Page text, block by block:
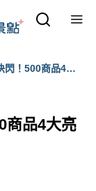
閃！500商品4大
商品4大亮